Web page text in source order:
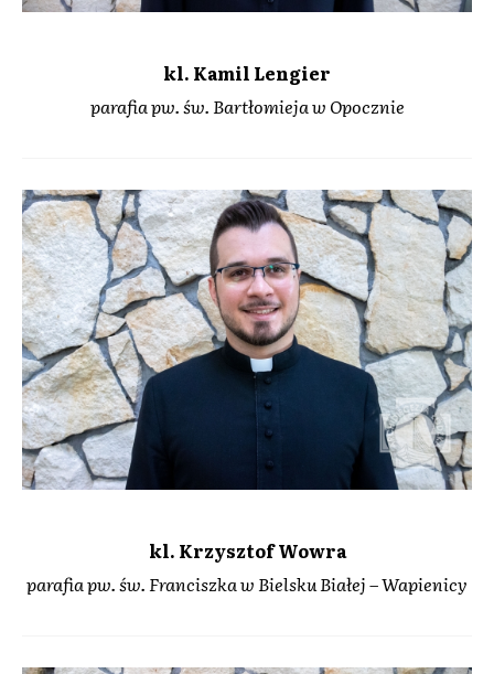
kl. Kamil Lengier
parafia pw. św. Bartłomieja w Opocznie
kl. Krzysztof Wowra
parafia pw. św. Franciszka w Bielsku Białej – Wapienicy